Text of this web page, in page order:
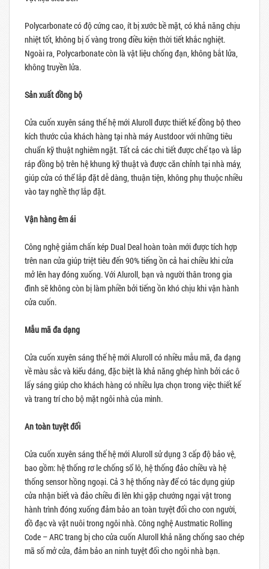
Polycarbonate có độ cứng cao, ít bị xước bề mặt, có khả năng chịu
nhiệt tốt, không bị ố vàng trong điều kiện thời tiết khắc nghiệt.
Ngoài ra, Polycarbonate còn là vật liệu chống đạn, không bắt lửa,
không truyền lửa.
Sản xuất đồng bộ
Cửa cuốn xuyên sáng thế hệ mới Aluroll được thiết kế đồng bộ theo
kích thước của khách hàng tại nhà máy Austdoor với những tiêu
chuẩn kỹ thuật nghiêm ngặt. Tất cả các chi tiết được chế tạo và lắp
ráp đồng bộ trên hệ khung kỹ thuật và được căn chỉnh tại nhà máy,
giúp cửa có thể lắp đặt dễ dàng, thuận tiện, không phụ thuộc nhiều
vào tay nghề thợ lắp đặt.
Vận hàng êm ái
Công nghệ giảm chấn kép Dual Deal hoàn toàn mới được tích hợp
trên nan cửa giúp triệt tiêu đến 90% tiếng ồn cả hai chiều khi cửa
mở lên hay đóng xuống. Với Aluroll, bạn và người thân trong gia
đình sẽ không còn bị làm phiền bởi tiếng ồn khó chịu khi vận hành
cửa cuốn.
Mẫu mã đa dạng
Cửa cuốn xuyên sáng thế hệ mới Aluroll có nhiều mẫu mã, đa dạng
về màu sắc và kiểu dáng, đặc biệt là khả năng ghép hình bởi các ô
lấy sáng giúp cho khách hàng có nhiều lựa chọn trong việc thiết kế
và trang trí cho bộ mặt ngôi nhà của mình.
An toàn tuyệt đối
Cửa cuốn xuyên sáng thế hệ mới Aluroll sử dụng 3 cấp độ bảo vệ,
bao gồm: hệ thống rơ le chống sổ lô, hệ thống đảo chiều và hệ
thống sensor hồng ngoại. Cả 3 hệ thống này để có tác dụng giúp
cửa nhận biết và đảo chiều đi lên khi gặp chướng ngại vật trong
hành trình đóng xuống đảm bảo an toàn tuyệt đối cho con người,
đồ đạc và vật nuôi trong ngôi nhà. Công nghệ Austmatic Rolling
Code – ARC trang bị cho cửa cuốn Aluroll khả năng chống sao chép
mã số mở cửa, đảm bảo an ninh tuyệt đối cho ngôi nhà bạn.